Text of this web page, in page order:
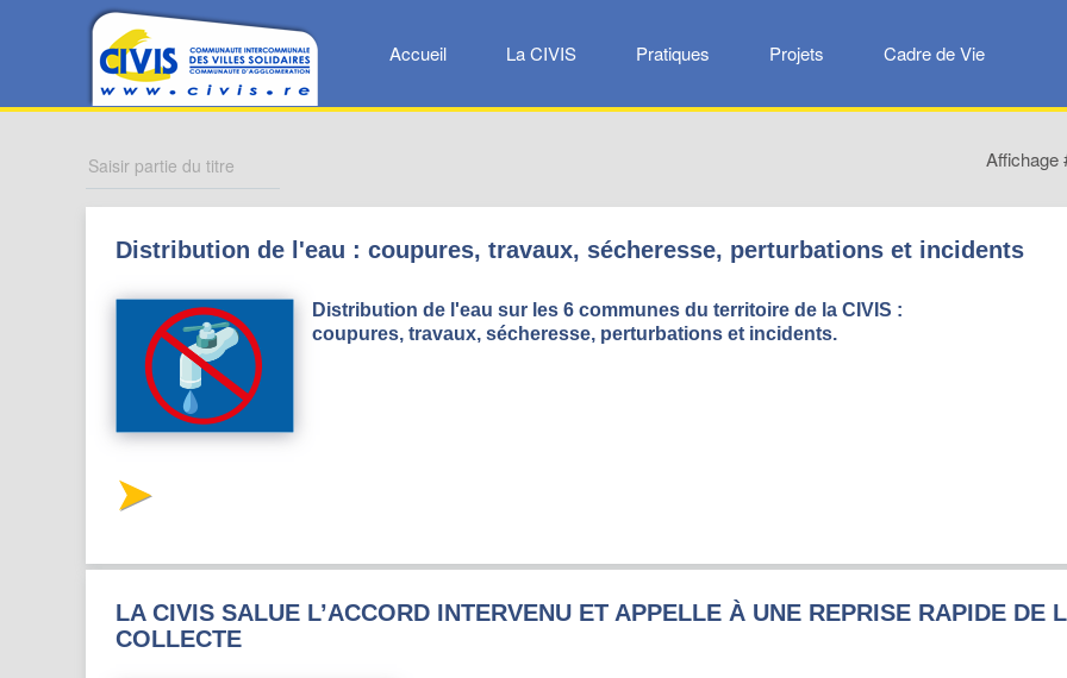
Accueil La CIVIS Pratiques Projets Cadre de Vie
Affichage
Distribution de l'eau : coupures, travaux, sécheresse, perturbations et incidents
Distribution de l'eau sur les 6 communes du territoire de la CIVIS :
coupures, travaux, sécheresse, perturbations et incidents.
LA CIVIS SALUE L’ACCORD INTERVENU ET APPELLE À UNE REPRISE RAPIDE DE
COLLECTE